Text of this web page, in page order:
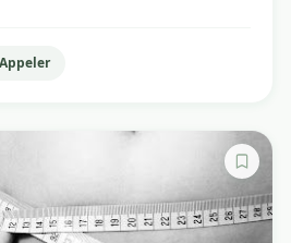
Appeler